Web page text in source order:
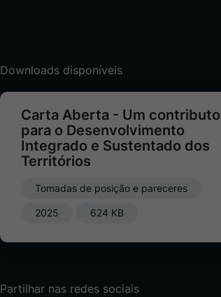
Downloads disponíveis
Carta Aberta - Um contributo
para o Desenvolvimento
Integrado e Sustentado dos
Territórios
Tomadas de posição e pareceres
2025 624 KB
Partilhar nas redes sociais